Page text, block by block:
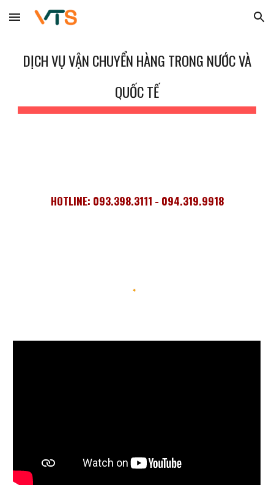
Skip to main content Skip to navigation
DỊCH VỤVẬN CHUYỂN HÀNG TRONG NƯỚC VÀ
QUỐC TẾ
HOTLINE: 093.398.3111 - 094.319.9918